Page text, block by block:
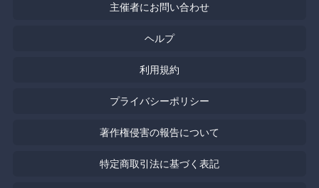
主催者にお問い合わせ
ヘルプ
利用規約
プライバシーポリシー
著作権侵害の報告について
特定商取引法に基づく表記